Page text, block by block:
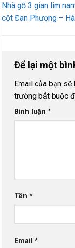
Nhà gỗ 3 gian lim
cột Đan Phượng –
Để lại một
Email của bạn sẽ
trường bắt buộc
Bình luận *
Tên *
Email *